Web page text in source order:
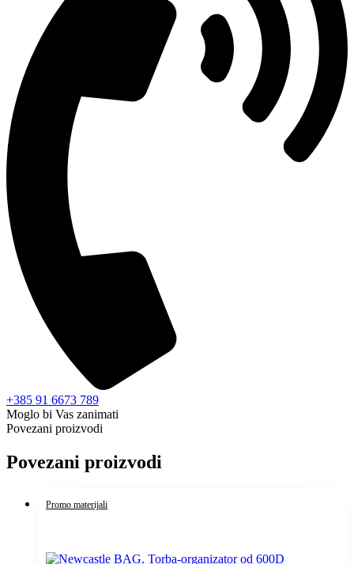
+385 91 6673 789
Moglo bi Vas zanimati
Povezani proizvodi
Povezani proizvodi
Promo materijali